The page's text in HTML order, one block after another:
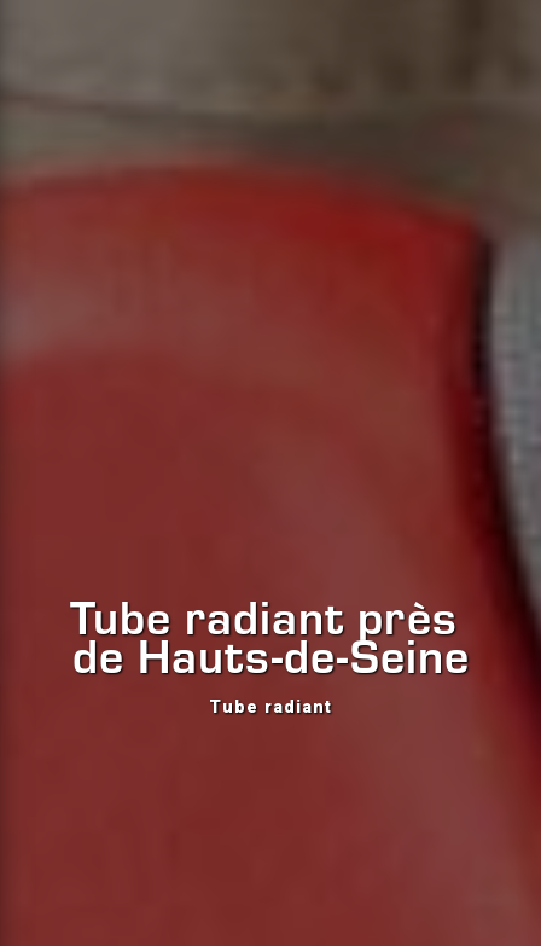
Tube radiant près
de Hauts-de-Seine
Tube radiant